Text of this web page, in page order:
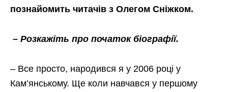
познайомить читачів з Олегом Сніжком.
– Розкажіть про початок біографії.
– Все просто, народився я у 2006 році у
Кам’янському. Ще коли навчався у першому